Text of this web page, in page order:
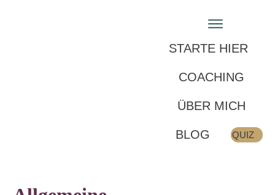
STARTE HIER
COACHING
ÜBER MICH
BLOG QUIZ